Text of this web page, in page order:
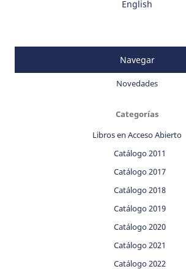
English
Navegar
Novedades
Categorías
Libros en Acceso Abierto
Catálogo 2011
Catálogo 2017
Catálogo 2018
Catálogo 2019
Catálogo 2020
Catálogo 2021
Catálogo 2022